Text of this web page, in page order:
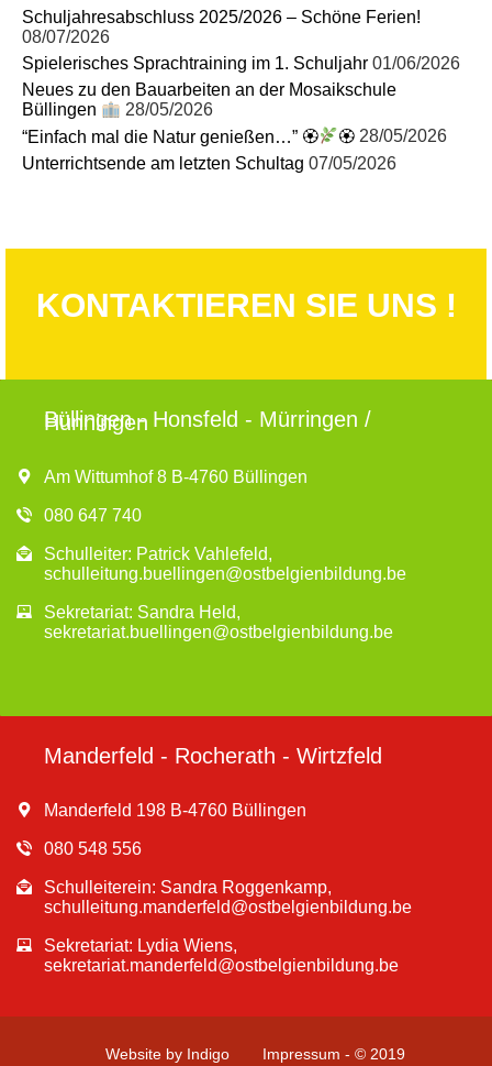
Schuljahresabschluss 2025/2026 – Schöne Ferien!
08/07/2026
Spielerisches Sprachtraining im 1. Schuljahr 01/06/2026
Neues zu den Bauarbeiten an der Mosaikschule
Büllingen
28/05/2026
“Einfach mal die Natur genießen…” 🏵
🏵 28/05/2026
Unterrichtsende am letzten Schultag 07/05/2026
KONTAKTIEREN SIE UNS !
Büllingen - Honsfeld - Mürringen /
Hünningen
Am Wittumhof 8 B-4760 Büllingen
080 647 740
Schulleiter: Patrick Vahlefeld,
schulleitung.buellingen@ostbelgienbildung.be
Sekretariat: Sandra Held,
sekretariat.buellingen@ostbelgienbildung.be
Manderfeld - Rocherath - Wirtzfeld
Manderfeld 198 B-4760 Büllingen
080 548 556
Schulleiterein: Sandra Roggenkamp,
schulleitung.manderfeld@ostbelgienbildung.be
Sekretariat: Lydia Wiens,
sekretariat.manderfeld@ostbelgienbildung.be
Website by Indigo
Impressum - © 2019